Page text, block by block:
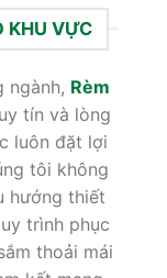
KHU VỰC
ngành, Rèm
tín và lòng
luôn đặt lợi
tôi không
hướng thiết
trình phục
thoải mái